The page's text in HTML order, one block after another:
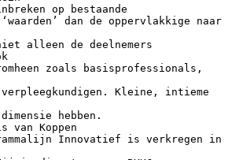
op bestaande
dan de oppervlakkige naar
alleen de deelnemers
zoals basisprofessionals,
Kleine, intieme
hebben.
van Koppen
Innovatief is verkregen in